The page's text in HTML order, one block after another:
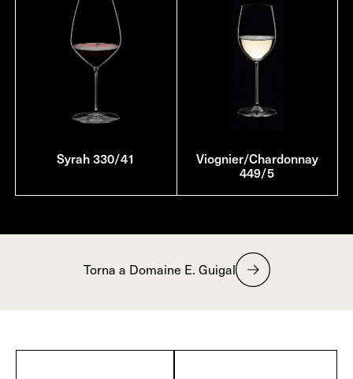
Syrah 330/41 Viognier/Chardonnay
449/5
Torna a Domaine E. Guigal